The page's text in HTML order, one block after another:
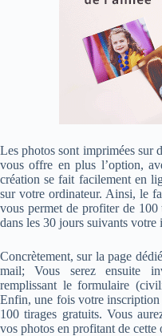
Les photos sont imprimées
vous offre en plus l’option,
création se fait facilement en
sur votre ordinateur. Ainsi, le
vous permet de profiter de 100
dans les 30 jours suivants votre
Concrètement, sur la page
mail; Vous serez ensuite
remplissant le formulaire
Enfin, une fois votre inscription
100 tirages gratuits. Vous
vos photos en profitant de cette